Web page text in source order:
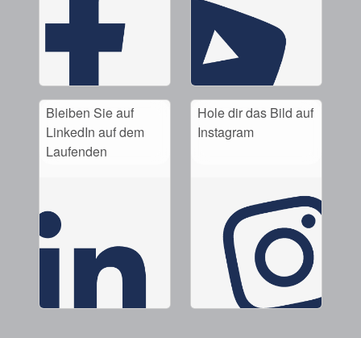
Bleiben Sie auf
LinkedIn auf dem
Laufenden
Hole dir das Bild auf
Instagram